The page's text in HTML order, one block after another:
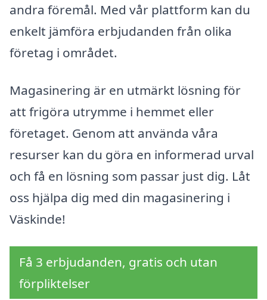
andra föremål. Med vår plattform kan du
enkelt jämföra erbjudanden från olika
företag i området.
Magasinering är en utmärkt lösning för
att frigöra utrymme i hemmet eller
företaget. Genom att använda våra
resurser kan du göra en informerad urval
och få en lösning som passar just dig. Låt
oss hjälpa dig med din magasinering i
Väskinde!
Få 3 erbjudanden, gratis och utan
förpliktelser